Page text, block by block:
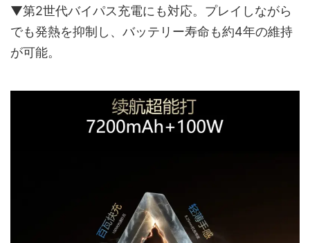
▼第2世代バイパス充電にも対応。プレイしながら
でも発熱を抑制し、バッテリー寿命も約4年の維持
が可能。